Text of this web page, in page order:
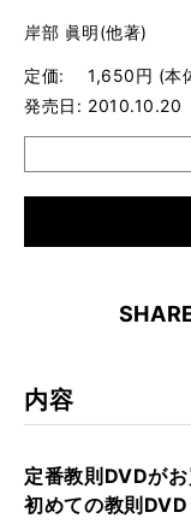
岸部 眞明(他著)
定価
1,650円 (本
発売日
2010.10.20
品番
内容
定番教則DVDが
初めての教則DVD